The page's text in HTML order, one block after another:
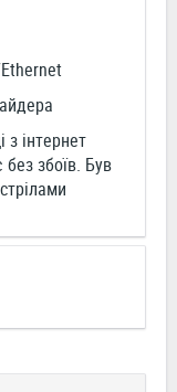
з інтернет
збоїв. Був